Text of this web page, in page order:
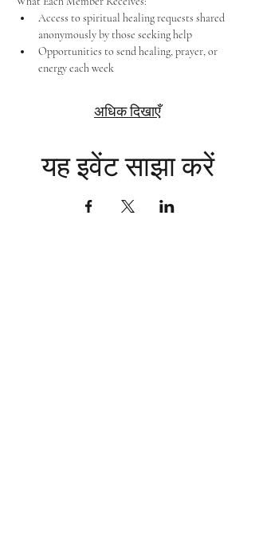
Access to spiritual healing requests shared
anonymously by those seeking help
Opportunities to send healing, prayer, or
energy each week
अधिक दिखाएँ
यह इवेंट साझा करें